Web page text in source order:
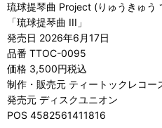
琉球提琴曲 Project (りゅうきゅう
「琉球提琴曲 III」
発売日 2026年6月17日
品番 TTOC-0095
価格 3,500円税込
制作・販売元 ティートックレコー
発売元 ディスクユニオン
POS 4582561411816